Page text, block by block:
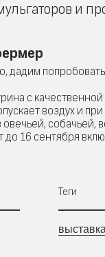
и
дадим
с
воздух и
16 сентября
Теги